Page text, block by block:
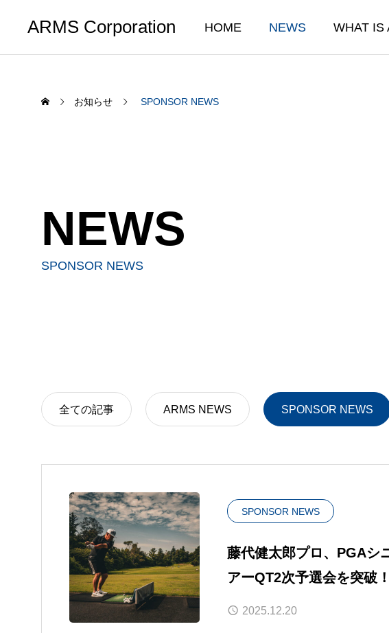
ARMS Corporation HOME NEWS WHAT IS
私たちの事業について
2026年仕事始めの初詣に行ってき
ました
お知らせ SPONSOR NEWS
NEWS
SPONSOR NEWS
全ての記事 ARMS NEWS SPONSOR NEWS
SPONSOR NEWS
藤代健太郎プロ、PGAシ
アーQT2次予選会を突破！
2025.12.20